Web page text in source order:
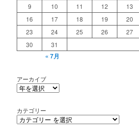
9
10 11 12 13
16
17 18 19 20
23
24 25 26 27
30
31
« 7月
アーカイブ
カテゴリー